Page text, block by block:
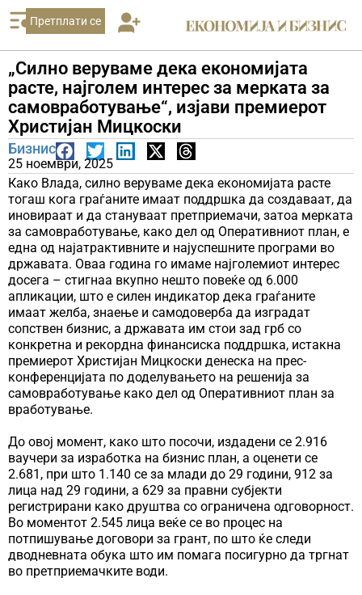
Претплати се
„Силно веруваме дека економијата
расте, најголем интерес за мерката за
самовработување“, изјави премиерот
Христијан Мицкоски
Бизнис
25 ноември, 2025
Како Влада, силно веруваме дека економијата расте
тогаш кога граѓаните имаат поддршка да создаваат, да
иновираат и да стануваат претприемачи, затоа мерката
за самовработување, како дел од Оперативниот план, е
една од најатрактивните и најуспешните програми во
државата. Оваа година го имаме најголемиот интерес
досега – стигнаа вкупно нешто повеќе од 6.000
апликации, што е силен индикатор дека граѓаните
имаат желба, знаење и самодоверба да изградат
сопствен бизнис, а државата им стои зад грб со
конкретна и рекордна финансиска поддршка, истакна
премиерот Христијан Мицкоски денеска на прес-
конференцијата по доделувањето на решенија за
самовработување како дел од Оперативниот план за
вработување.
До овој момент, како што посочи, издадени се 2.916
ваучери за изработка на бизнис план, а оценети се
2.681, при што 1.140 се за млади до 29 години, 912 за
лица над 29 години, а 629 за правни субјекти
регистрирани како друштва со ограничена одговорност.
Во моментот 2.545 лица веќе се во процес на
потпишување договори за грант, по што ќе следи
дводневната обука што им помага посигурно да тргнат
во претприемачките води.